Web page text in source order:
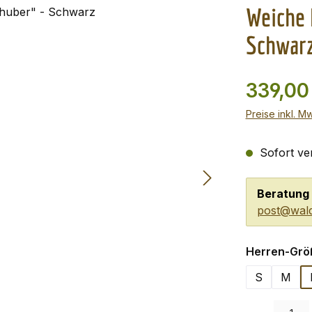
Preise inkl.
Sofort
Herren-
S
M
Produkt